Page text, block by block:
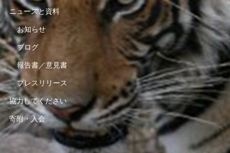
ニュースと資料
お知らせ
ブログ
報告書／意見書
プレスリリース
協力してください
寄附・入会